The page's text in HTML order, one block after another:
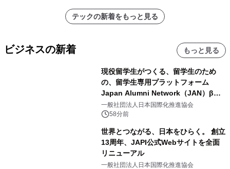
アーティストを フィーチャーしたアニ
メーションを公開～
テックの新着をもっと見る
ビジネスの新着 もっと見る
現役留学生がつくる、留学生のため
の、留学生専用プラットフォーム
Japan Alumni Network（JAN）β版
をリリース
一般社団法人日本国際化推進協会
58分前
世界とつながる、日本をひらく。 創立
13周年、JAPI公式Webサイトを全面
リニューアル
一般社団法人日本国際化推進協会